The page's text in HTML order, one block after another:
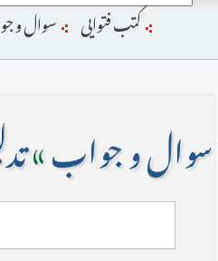
کتب فتوایی سوال و
سوال و جواب»